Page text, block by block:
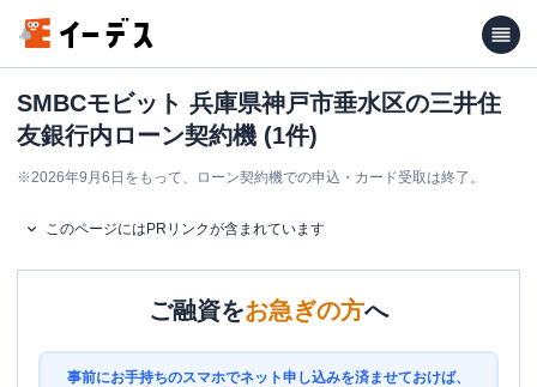
SMBCモビット 兵庫県神戸市垂水区の三井住
友銀行内ローン契約機 (1件)
※2026年9月6日をもって、ローン契約機での申込・カード受取は終了。
このページにはPRリンクが含まれています
ご融資をお急ぎの方へ
事前にお手持ちのスマホでネット申し込みを済ませておけば、